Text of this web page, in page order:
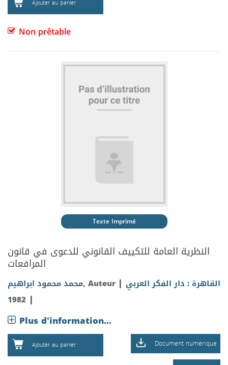
Ajouter au panier
Non prêtable
Texte Imprimé
النظرية العامة للتكييف القانوني للدعوى في قانون
المرافعات
محمد محمود ابراهيم, Auteur | القاهرة : دار الفكر العربي
|
1982
Plus d'information...
Ajouter au panier Document numérique